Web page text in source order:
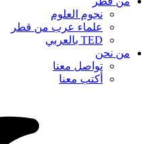
نجوم العلوم
علماء عرب من قطر
TED بالعربي
من نحن
تواصل معنا
أكتب معنا